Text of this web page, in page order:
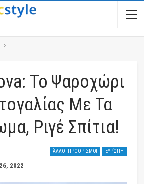
Το Ψαροχώρι
Με Τα
Ριγέ Σπίτια!
ΆΛΛΟΙ ΠΡΟΟΡΙΣΜΟΊ ΕΥΡΏΠΗ
2022